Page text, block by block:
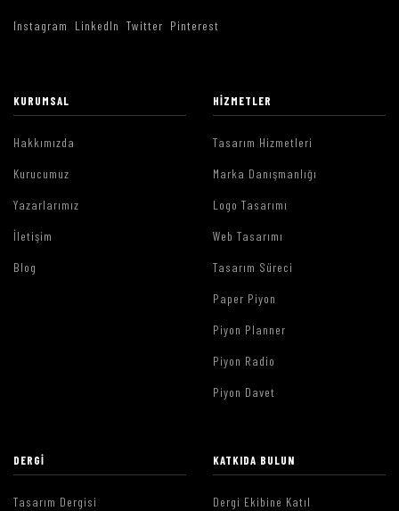
Instagram LinkedIn Twitter Pinterest
KURUMSAL
Hakkımızda
Kurucumuz
Yazarlarımız
İletişim
Blog
HIZMETLER
Tasarım Hizmetleri
Marka Danışmanlığı
Logo Tasarımı
Web Tasarımı
Tasarım Süreci
Paper Piyon
Piyon Planner
Piyon Radio
Piyon Davet
DERGI
Tasarım Dergisi
KATKIDA BULUN
Dergi Ekibine Katıl